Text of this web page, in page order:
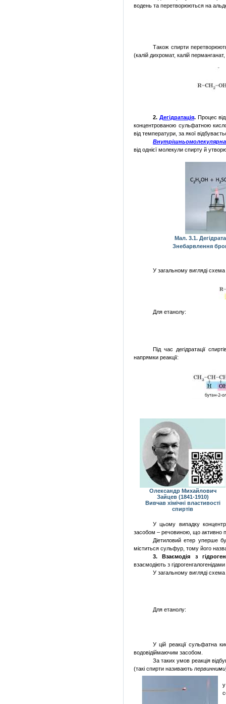
водень та перетворюються на
Також спирти
(калій дихромат, калій
2. Дегідратація.Процес
концентрованою сульфатною
від температури, за якої
Внутрішньомолекулярна
від однієї молекули спирту й
Мал. 3.1.
Знебарвлення
У загальному вигляді схема
Для етанолу:
Під час дегідратації
напрямки реакції:
Олександр Михайлович
Зайцев (1841-1910)
Вивчав хімічні властивості
спиртів
У цьому випадку
засобом – речовиною, що активно
Діетиловий етер уперше
міститься сульфур, тому його
3. Взаємодія з
взаємодіють з
У загальному вигляді схема
Для етанолу:
У цій реакції сульфатна
водовідіймаючим засобом.
За таких умов реакція
(такі спирти називаютьпервинними